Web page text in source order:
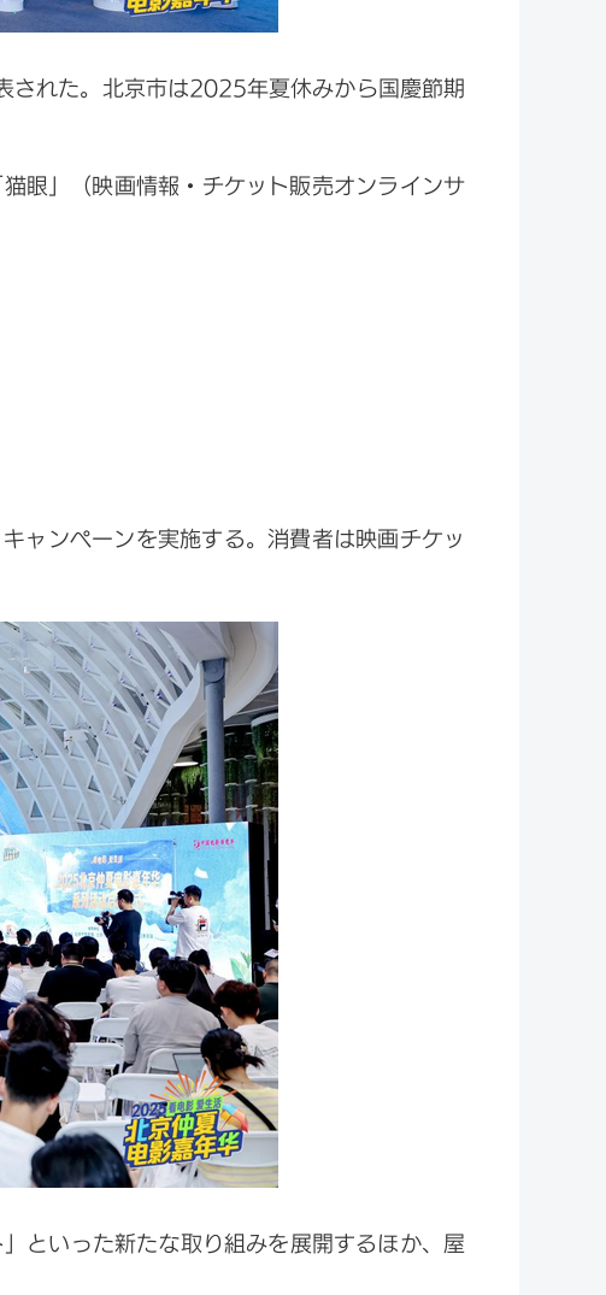
された。北京市は2025年夏休みから国慶節期
眼」（映画情報・チケット販売オンラインサ
ャンペーンを実施する。消費者は映画チケッ
といった新たな取り組みを展開するほか、屋